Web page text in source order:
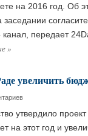
на 2016 год. Об
передает
»
увеличить
утвердило
на этот год и